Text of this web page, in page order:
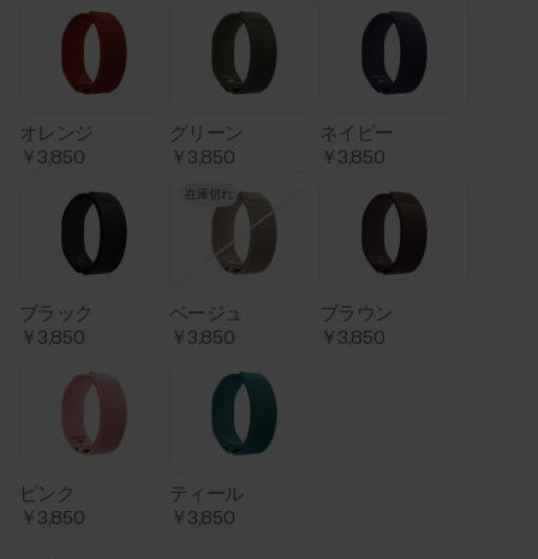
オレンジ
￥3,850
グリーン
￥3,850
ネイビー
￥3,850
ブラック
￥3,850
在庫切れ
ベージュ
￥3,850
ブラウン
￥3,850
ピンク
￥3,850
ティール
￥3,850